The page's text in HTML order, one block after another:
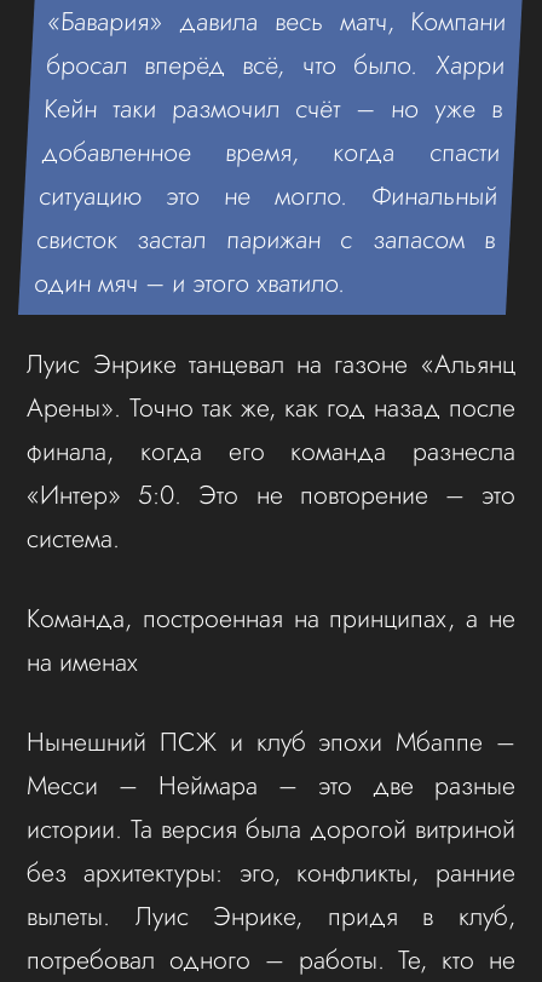
«Бавария» давила весь матч, Компани
бросал вперёд всё, что было. Харри
Кейн таки размочил счёт – но уже в
добавленное время, когда спасти
ситуацию это не могло. Финальный
свисток застал парижан с запасом в
один мяч – и этого хватило.
Луис Энрике танцевал на газоне «Альянц
Арены». Точно так же, как год назад после
финала, когда его команда разнесла
«Интер» 5:0. Это не повторение – это
система.
Команда, построенная на принципах, а не
на именах
Нынешний ПСЖ и клуб эпохи Мбаппе –
Месси – Неймара – это две разные
истории. Та версия была дорогой витриной
без архитектуры: эго, конфликты, ранние
вылеты. Луис Энрике, придя в клуб,
потребовал одного – работы. Те, кто не